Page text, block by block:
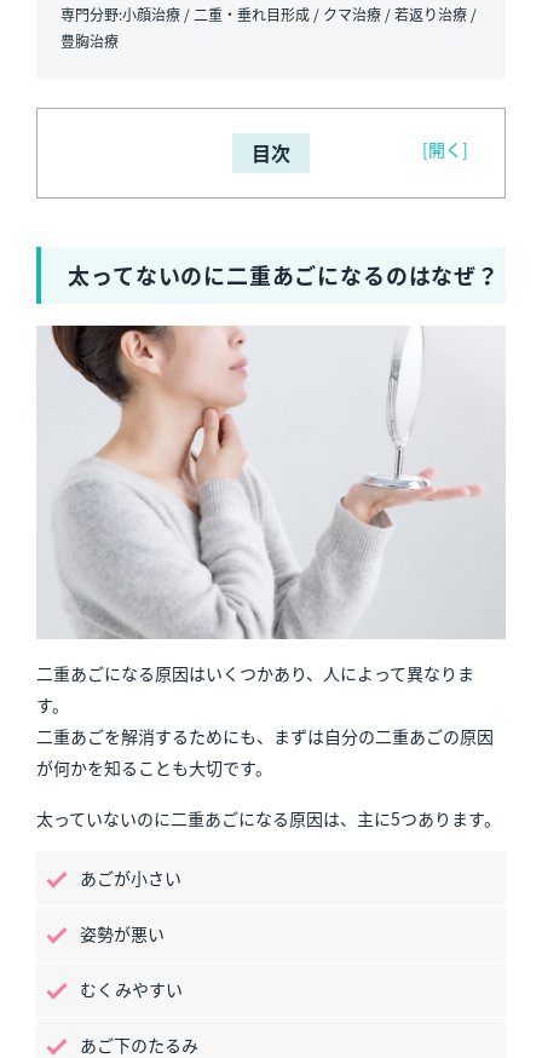
専門分野:小顔治療 / 二重・垂れ目形成 / クマ治療 /若返り治療 /
豊胸治療
目次 [開く]
太ってないのに二重あごになるのはなぜ？
二重あごになる原因はいくつかあり、人によって異なりま
す。
二重あごを解消するためにも、まずは自分の二重あごの原因
が何かを知ることも大切です。
太っていないのに二重あごになる原因は、主に5つあります。
あごが小さい
姿勢が悪い
むくみやすい
あご下のたるみ